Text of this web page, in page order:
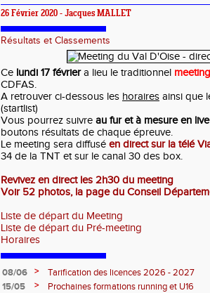
26 Février 2020 - Jacques MALLET
Résultats et Classements
Ce lundi 17 févriera lieu le traditionnel
CDFAS.
A retrouver ci-dessous les horaires ainsi que
(startlist)
Vous pourrez suivre au fur et à mesure en
boutons résultats de chaque épreuve.
Le meeting sera diffusé en direct sur la télé
34 de la TNT et sur le canal 30 des box.
Revivez en direct les 2h30 du meeting
Voir 52 photos, la page du Conseil
Liste de départ du Meeting
Liste de départ du Pré-meeting
Horaires
08/06 >
Tarification des licences 2026 - 2027
15/05
>
Prochaines formations running et U16